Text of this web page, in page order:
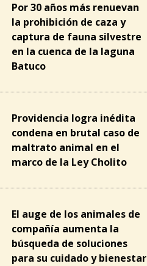
Por 30 años más renuevan
la prohibición de caza y
captura de fauna silvestre
en la cuenca de la laguna
Batuco
Providencia logra inédita
condena en brutal caso de
maltrato animal en el
marco de la Ley Cholito
El auge de los animales de
compañía aumenta la
búsqueda de soluciones
para su cuidado y bienestar